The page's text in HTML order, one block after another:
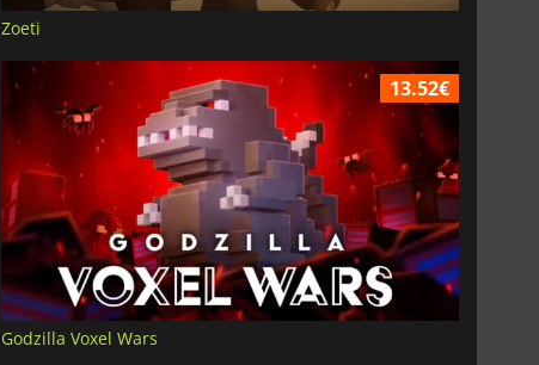
Zoeti
13.52€
Godzilla Voxel Wars